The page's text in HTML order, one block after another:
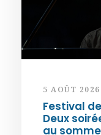
5 AOÛT 2026
Festival
Deux
au